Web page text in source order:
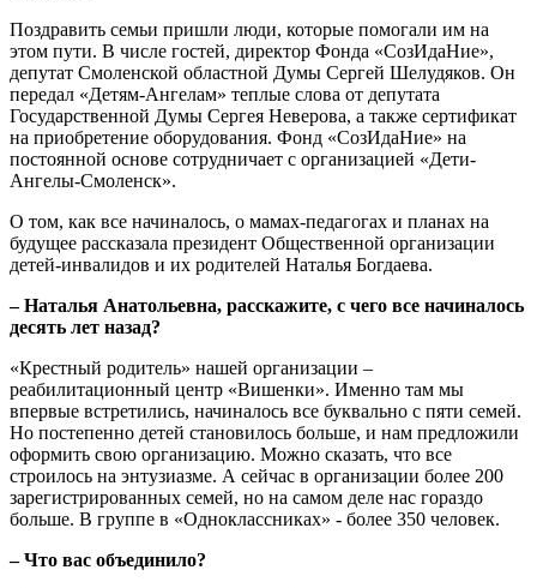
Поздравить семьи пришли люди, которые помогали им на
этом пути. В числе гостей, директор Фонда «СозИдаНие»,
депутат Смоленской областной Думы Сергей Шелудяков. Он
передал «Детям-Ангелам» теплые слова от депутата
Государственной Думы Сергея Неверова, а также сертификат
на приобретение оборудования. Фонд «СозИдаНие» на
постоянной основе сотрудничает с организацией «Дети-
Ангелы-Смоленск».
О том, как все начиналось, о мамах-педагогах и планах на
будущее рассказала президент Общественной организации
детей-инвалидов и их родителей Наталья Богдаева.
– Наталья Анатольевна, расскажите, с чего все начиналось
десять лет назад?
«Крестный родитель» нашей организации –
реабилитационный центр «Вишенки». Именно там мы
впервые встретились, начиналось все буквально с пяти семей.
Но постепенно детей становилось больше, и нам предложили
оформить свою организацию. Можно сказать, что все
строилось на энтузиазме. А сейчас в организации более 200
зарегистрированных семей, но на самом деле нас гораздо
больше. В группе в «Одноклассниках» - более 350 человек.
– Что вас объединило?